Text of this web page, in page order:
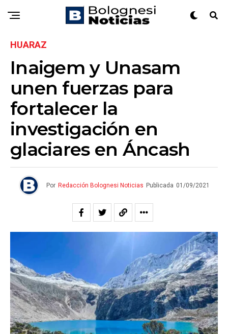
HUARAZ
Inaigem y Unasam
unen fuerzas para
fortalecer la
investigación en
glaciares en Áncash
Por Redacción Bolognesi Noticias Publicada 01/09/2021